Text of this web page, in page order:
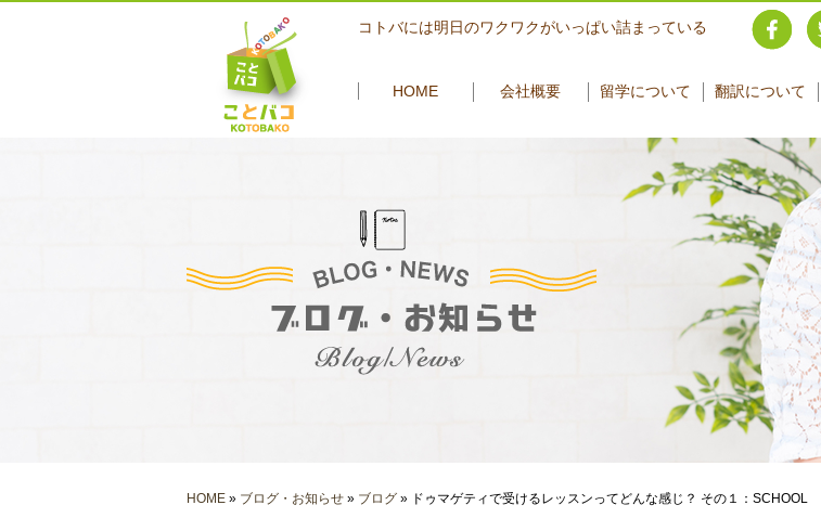
コトバには明日のワクワクがいっぱい詰まっている
HOME 会社概要 留学について 翻訳について
HOME » ブログ・お知らせ » ブログ » ドゥマゲティで受けるレッスンってどんな感じ？ その１：SCHOOL